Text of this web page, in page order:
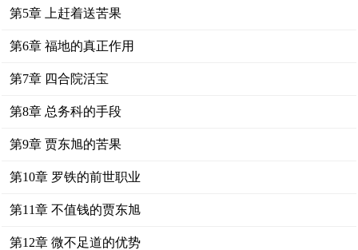
第5章 上赶着送苦果
第6章 福地的真正作用
第7章 四合院活宝
第8章 总务科的手段
第9章 贾东旭的苦果
第10章 罗铁的前世职业
第11章 不值钱的贾东旭
第12章 微不足道的优势